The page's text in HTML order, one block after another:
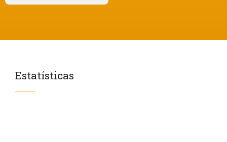
Estatísticas